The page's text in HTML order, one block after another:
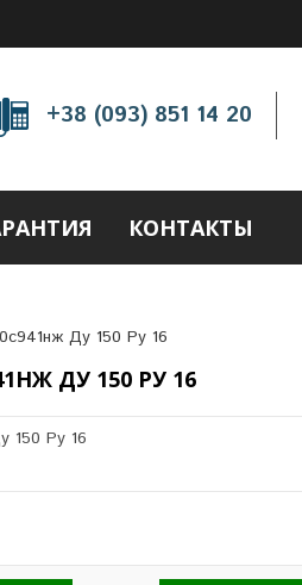
+38 (093) 851 14 20
КОНТАКТЫ
Ду 150 Ру 16
ДУ 150 РУ 16
150 Ру 16